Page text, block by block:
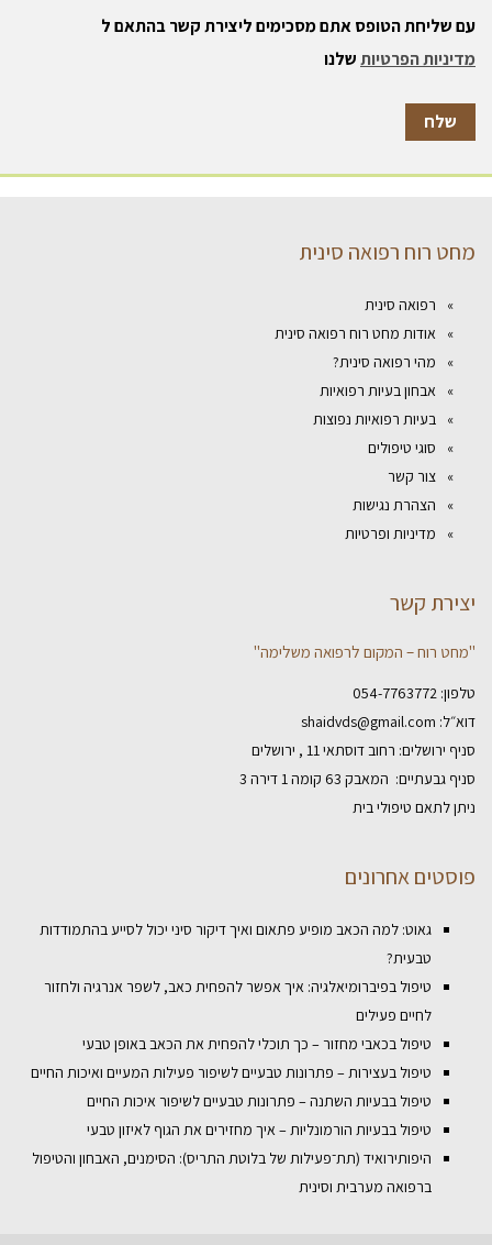
עם שליחת הטופס אתם מסכימים ליצירת קשר בהתאם ל
מדיניות הפרטיותשלנו
מחט רוח רפואה סינית
רפואה סינית
אודות מחט רוח רפואה סינית
מהי רפואה סינית?
אבחון בעיות רפואיות
בעיות רפואיות נפוצות
סוגי טיפולים
צור קשר
הצהרת נגישות
מדיניות ופרטיות
יצירת קשר
"מחט רוח – המקום לרפואה משלימה"
טלפון: 054-7763772
דוא״ל: shaidvds@gmail.com
סניף ירושלים: רחוב דוסתאי 11 , ירושלים
סניף גבעתיים: המאבק 63 קומה 1 דירה 3
ניתן לתאם טיפולי בית
פוסטים אחרונים
גאוט: למה הכאב מופיע פתאום ואיך דיקור סיני יכול לסייע בהתמודדות
טבעית?
טיפול בפיברומיאלגיה: איך אפשר להפחית כאב, לשפר אנרגיה ולחזור
לחיים פעילים
טיפול בכאבי מחזור – כך תוכלי להפחית את הכאב באופן טבעי
טיפול בעצירות – פתרונות טבעיים לשיפור פעילות המעיים ואיכות החיים
טיפול בבעיות השתנה – פתרונות טבעיים לשיפור איכות החיים
טיפול בבעיות הורמונליות – איך מחזירים את הגוף לאיזון טבעי
היפותירואיד (תת־פעילות של בלוטת התריס): הסימנים, האבחון והטיפול
ברפואה מערבית וסינית